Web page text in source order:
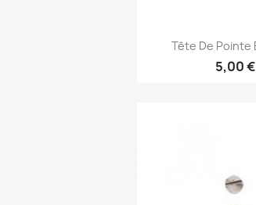
Aperçu
Tête De Pointe
5,00 €